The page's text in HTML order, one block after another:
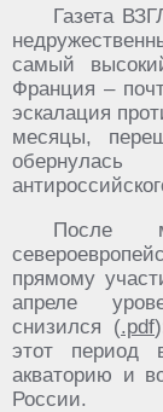
Газета
самый
Франция –
эскалация
месяцы,
После
прямому
апреле
снизился (.pdf
этот период
акваторию и
России.